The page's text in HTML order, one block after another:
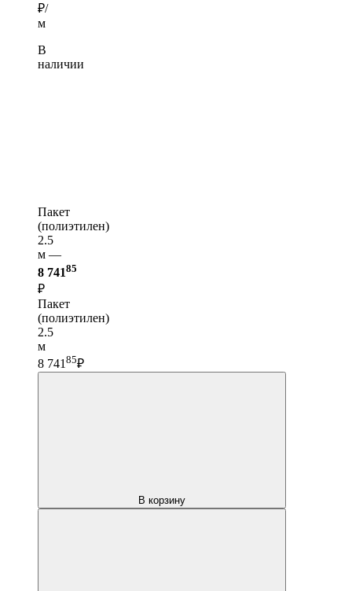
₽/
м
В
наличии
Пакет
(полиэтилен)
2.5
м —
8 74185
₽
Пакет
(полиэтилен)
2.5
м
8 741 85₽
В корзину